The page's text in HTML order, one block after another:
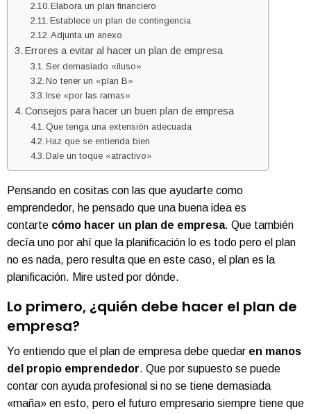
Elabora un plan financiero
Establece un plan de contingencia
Adjunta un anexo
Errores a evitar al hacer un plan de empresa
Ser demasiado «iluso»
No tener un «plan B»
Irse «por las ramas»
Consejos para hacer un buen plan de empresa
Que tenga una extensión adecuada
Haz que se entienda bien
Dale un toque «atractivo»
Pensando en cositas con las que ayudarte como
emprendedor, he pensado que una buena idea es
contarte cómo hacer un plan de empresa. Que también
decía uno por ahí que la planificación lo es todo pero el plan
no es nada, pero resulta que en este caso, el plan es la
planificación. Mire usted por dónde.
Lo primero, ¿quién debe hacer el plan de
empresa?
Yo entiendo que el plan de empresa debe quedar en manos
del propio emprendedor. Que por supuesto se puede
contar con ayuda profesional si no se tiene demasiada
«maña» en esto, pero el futuro empresario siempre tiene que